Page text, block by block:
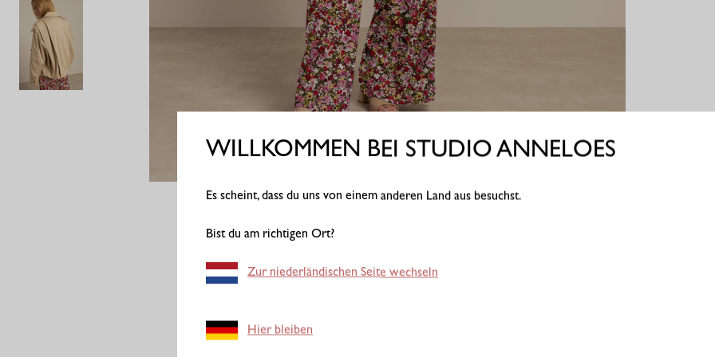
WILLKOMMEN BEI STUDIO ANNELOES
Es scheint, dass du uns von einem anderen Land aus besuchst.
Bist du am richtigen Ort?
Zur niederländischen Seite wechseln
Hier bleiben